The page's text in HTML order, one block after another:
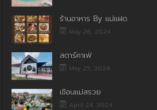
ร้านอาหาร By แม่แฝด
May 26, 2024
สตาร์คาเฟ่
May 25, 2024
เขื่อนแม่สรวย
April 24, 2024